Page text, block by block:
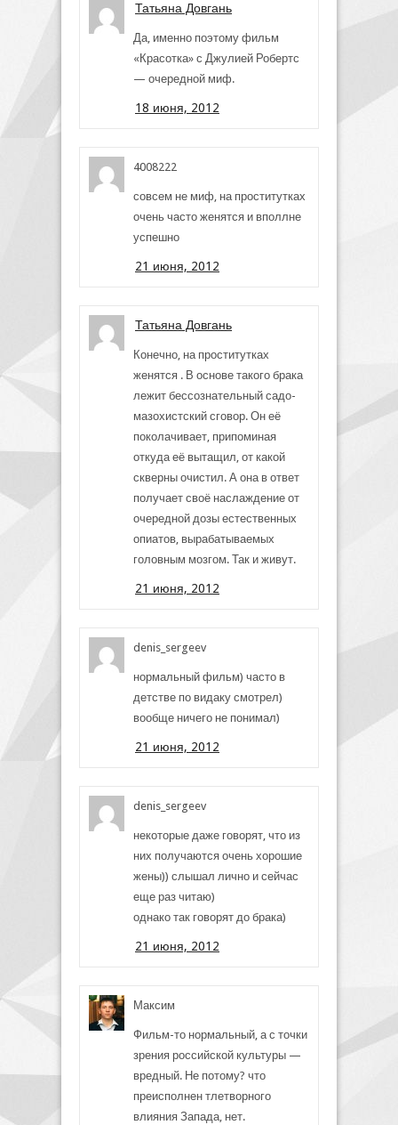
Татьяна Довгань
Да, именно поэтому фильм
«Красотка» с Джулией Робертс
— очередной миф.
18 июня, 2012
4008222
совсем не миф, на проститутках
очень часто женятся и вполлне
успешно
21 июня, 2012
Татьяна Довгань
Конечно, на проститутках
женятся . В основе такого брака
лежит бессознательный садо-
мазохистский сговор. Он её
поколачивает, припоминая
откуда её вытащил, от какой
скверны очистил. А она в ответ
получает своё наслаждение от
очередной дозы естественных
опиатов, вырабатываемых
головным мозгом. Так и живут.
21 июня, 2012
denis_sergeev
нормальный фильм) часто в
детстве по видаку смотрел)
вообще ничего не понимал)
21 июня, 2012
denis_sergeev
некоторые даже говорят, что из
них получаются очень хорошие
жены)) слышал лично и сейчас
еще раз читаю)
однако так говорят до брака)
21 июня, 2012
Максим
Фильм-то нормальный, а с точки
зрения российской культуры —
вредный. Не потому? что
преисполнен тлетворного
влияния Запада, нет.